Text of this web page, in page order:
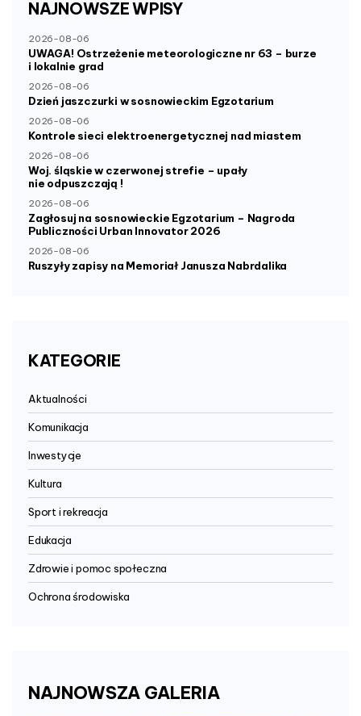
NAJNOWSZEWPISY
2026-08-06
UWAGA! Ostrzeżenie meteorologiczne nr 63 – burze
i lokalnie grad
2026-08-06
Dzień jaszczurki w sosnowieckim Egzotarium
2026-08-06
Kontrole sieci elektroenergetycznej nad miastem
2026-08-06
Woj. śląskie w czerwonej strefie – upały
nie odpuszczają !
2026-08-06
Zagłosuj na sosnowieckie Egzotarium – Nagroda
Publiczności Urban Innovator 2026
2026-08-06
Ruszyły zapisy na Memoriał Janusza Nabrdalika
KATEGORIE
Aktualności
Komunikacja
Inwestycje
Kultura
Sport i rekreacja
Edukacja
Zdrowie i pomoc społeczna
Ochrona środowiska
NAJNOWSZA GALERIA